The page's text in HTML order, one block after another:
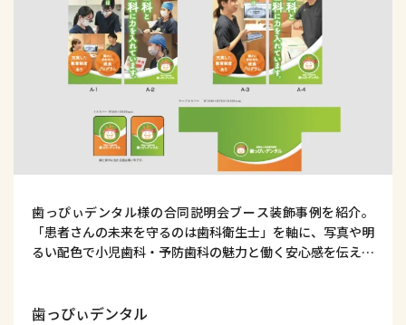
歯っぴぃデンタル様の合同説明会ブース装飾事例を紹介。
「患者さんの未来を守るのは歯科衛生士」を軸に、写真や明
るい配色で小児歯科・予防歯科の魅力と働く安心感を伝える
歯っぴぃデンタル